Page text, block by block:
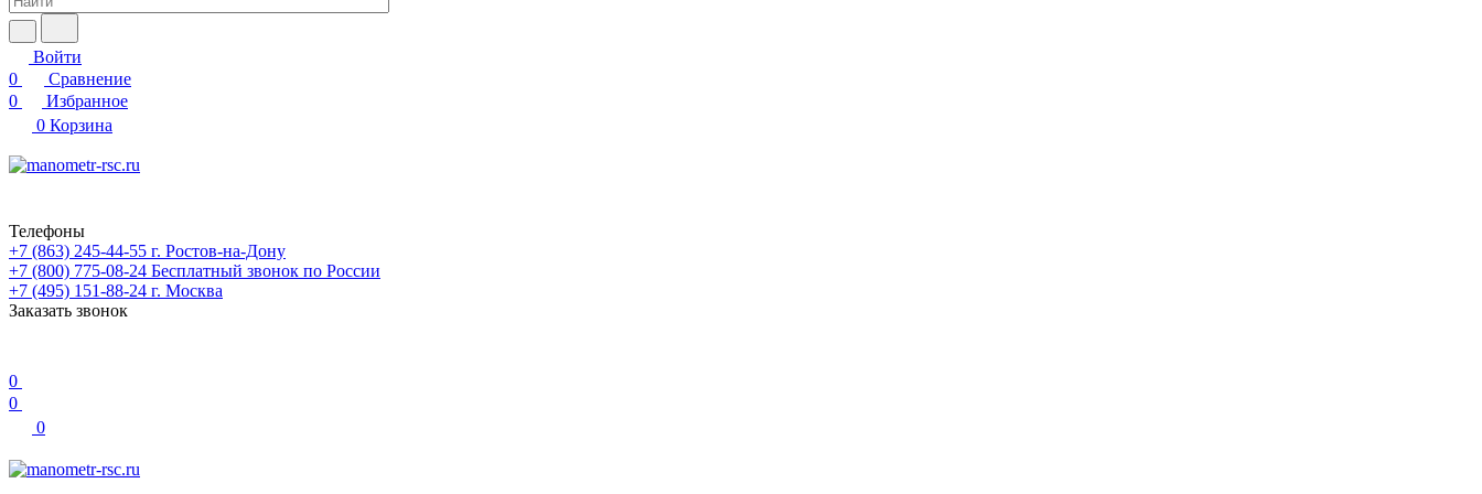
Войти
0
Сравнение
0
Избранное
0 Корзина
Телефоны
+7 (863) 245-44-55 г. Ростов-на-Дону
+7 (800) 775-08-24 Бесплатный звонок по России
+7 (495) 151-88-24 г. Москва
Заказать звонок
0
0
0